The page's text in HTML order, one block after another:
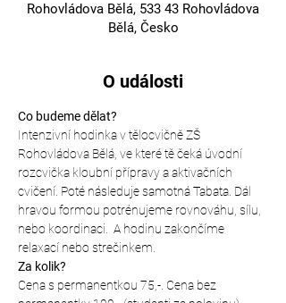
Rohovládova Bělá, 533 43 Rohovládova
Bělá, Česko
O události
Co budeme dělat?
Intenzivní hodinka v tělocvičně ZŠ
Rohovládova Bělá, ve které tě čeká úvodní
rozcvička kloubní přípravy a aktivačních
cvičení. Poté následuje samotná Tabata. Dál
hravou formou potrénujeme rovnováhu, sílu,
nebo koordinaci.  A hodinu zakončíme
relaxací nebo strečinkem.
Za kolik?
Cena s permanentkou 75,-. Cena bez